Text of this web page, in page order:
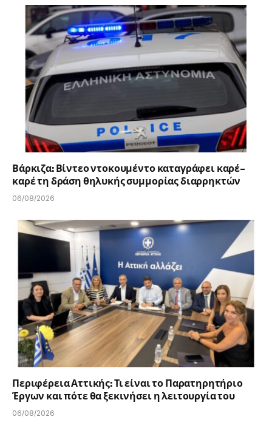
Βάρκιζα: Βίντεο ντοκουμέντο καταγράφει καρέ-
καρέ τη δράση θηλυκής συμμορίας διαρρηκτών
06/08/2026
Περιφέρεια Αττικής: Τι είναι το Παρατηρητήριο
Έργων και πότε θα ξεκινήσει η λειτουργία του
06/08/2026